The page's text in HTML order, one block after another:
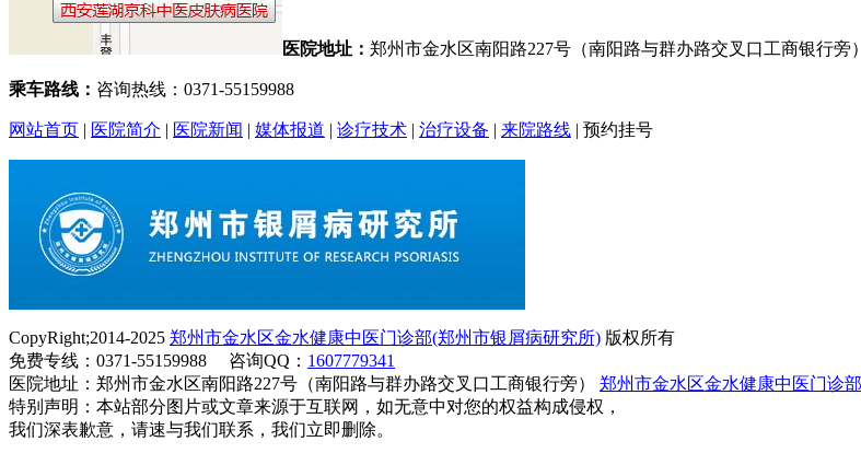
医院地址： 郑州市金水区南阳路227号（南阳路与群办路交叉口工商银行旁）
乘车路线： 咨询热线：0371-55159988
网站首页 | 医院简介 | 医院新闻 | 媒体报道 | 诊疗技术 | 治疗设备 | 来院路线 | 预约挂号
CopyRight;2014-2025 郑州市金水区金水健康中医门诊部(郑州市银屑病研究所) 版权所有
免费专线：0371-55159988 咨询QQ： 1607779341
医院地址：郑州市金水区南阳路227号（南阳路与群办路交叉口工商银行旁） 郑州市金水区金水健康中医门诊
特别声明：本站部分图片或文章来源于互联网，如无意中对您的权益构成侵权，
我们深表歉意，请速与我们联系，我们立即删除。